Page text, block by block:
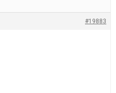
#19883